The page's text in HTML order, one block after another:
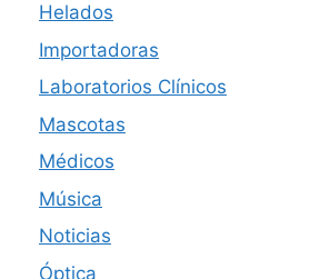
Helados
Importadoras
Laboratorios Clínicos
Mascotas
Médicos
Música
Noticias
Óptica